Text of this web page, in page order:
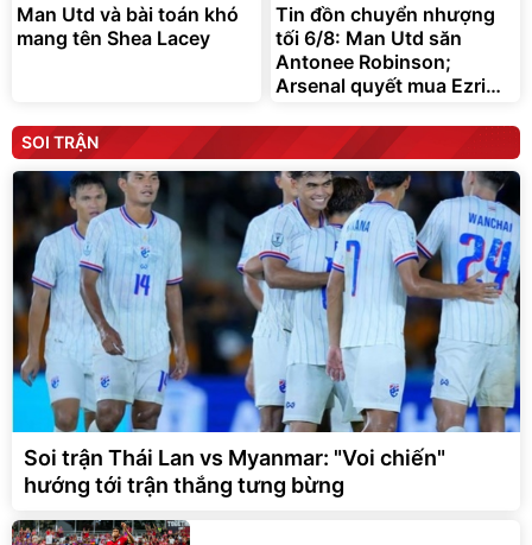
Man Utd và bài toán khó
mang tên Shea Lacey
Tin đồn chuyển nhượng
tối 6/8: Man Utd săn
Antonee Robinson;
Arsenal quyết mua Ezri
SOI TRẬN
Soi trận Thái Lan vs Myanmar: "Voi chiến"
hướng tới trận thắng tưng bừng